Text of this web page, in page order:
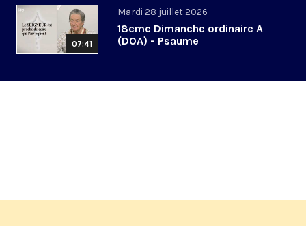
07:41
Mardi 28 juillet 2026
18eme Dimanche ordinaire A
(DOA) - Psaume